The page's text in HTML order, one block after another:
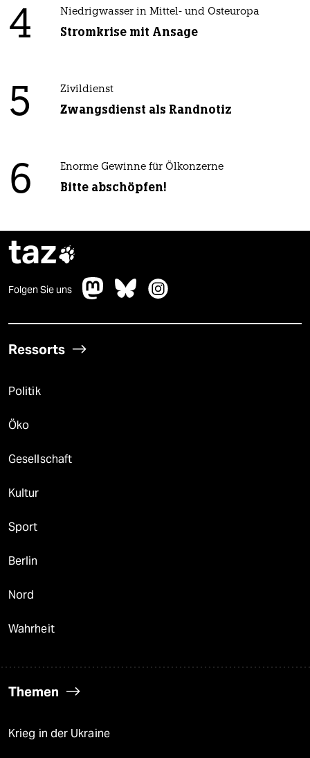
4 Niedrigwasser in Mittel- und Osteuropa
Stromkrise mit Ansage
5 Zivildienst
Zwangsdienst als Randnotiz
6 Enorme Gewinne für Ölkonzerne
Bitte abschöpfen!
taz
Folgen Sie uns
Ressorts
Politik
Öko
Gesellschaft
Kultur
Sport
Berlin
Nord
Wahrheit
Themen
Krieg in der Ukraine